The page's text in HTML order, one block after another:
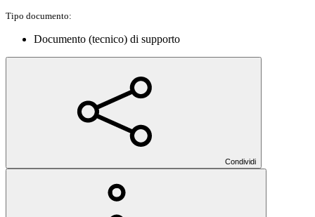
Tipo documento:
Documento (tecnico) di supporto
Condividi